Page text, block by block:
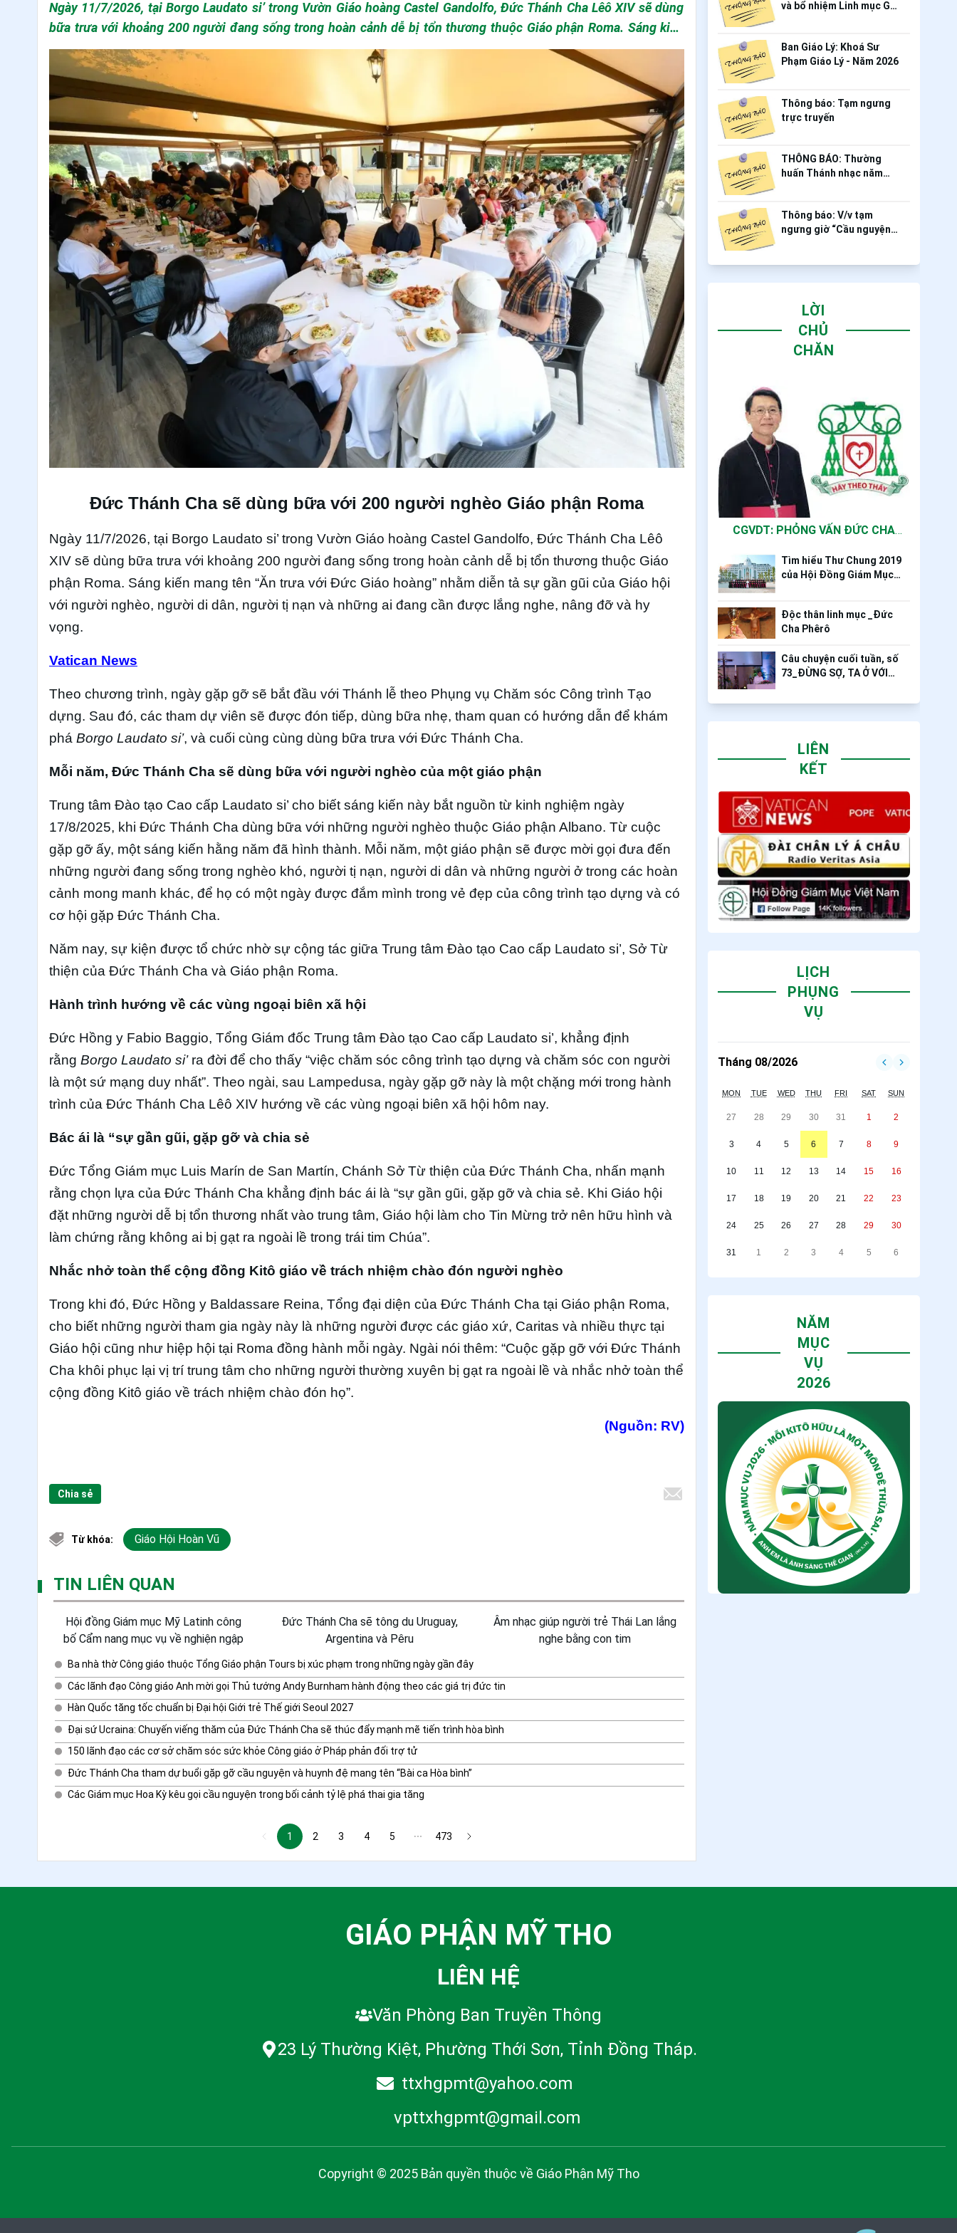
Ngày 11/7/2026, tại Borgo Laudato si’ trong Vườn Giáo hoàng Castel Gandolfo, Đức Thánh Cha Lêô XIV sẽ dùng
bữa trưa với khoảng 200 người đang sống trong hoàn cảnh dễ bị tổn thương thuộc Giáo phận Roma. Sáng kiến
mang tên “Ăn trưa với Đức Giáo hoàng” nhằm diễn tả sự gần gũi của Giáo hội với người nghèo, người di dân, người
tị nạn và những ai đang cần được lắng nghe, nâng đỡ và hy vọng.
Đức Thánh Cha sẽ dùng bữa với 200 người nghèo Giáo phận Roma
Ngày 11/7/2026, tại Borgo Laudato si’ trong Vườn Giáo hoàng Castel Gandolfo, Đức Thánh Cha Lêô
XIV sẽ dùng bữa trưa với khoảng 200 người đang sống trong hoàn cảnh dễ bị tổn thương thuộc Giáo
phận Roma. Sáng kiến mang tên “Ăn trưa với Đức Giáo hoàng” nhằm diễn tả sự gần gũi của Giáo hội
với người nghèo, người di dân, người tị nạn và những ai đang cần được lắng nghe, nâng đỡ và hy
vọng.
Vatican News
Theo chương trình, ngày gặp gỡ sẽ bắt đầu với Thánh lễ theo Phụng vụ Chăm sóc Công trình Tạo
dựng. Sau đó, các tham dự viên sẽ được đón tiếp, dùng bữa nhẹ, tham quan có hướng dẫn để khám
phá Borgo Laudato si’, và cuối cùng cùng dùng bữa trưa với Đức Thánh Cha.
Mỗi năm, Đức Thánh Cha sẽ dùng bữa với người nghèo của một giáo phận
Trung tâm Đào tạo Cao cấp Laudato si’ cho biết sáng kiến này bắt nguồn từ kinh nghiệm ngày
17/8/2025, khi Đức Thánh Cha dùng bữa với những người nghèo thuộc Giáo phận Albano. Từ cuộc
gặp gỡ ấy, một sáng kiến hằng năm đã hình thành. Mỗi năm, một giáo phận sẽ được mời gọi đưa đến
những người đang sống trong nghèo khó, người tị nạn, người di dân và những người ở trong các hoàn
cảnh mong manh khác, để họ có một ngày được đắm mình trong vẻ đẹp của công trình tạo dựng và có
cơ hội gặp Đức Thánh Cha.
Năm nay, sự kiện được tổ chức nhờ sự cộng tác giữa Trung tâm Đào tạo Cao cấp Laudato si’, Sở Từ
thiện của Đức Thánh Cha và Giáo phận Roma.
Hành trình hướng về các vùng ngoại biên xã hội
Đức Hồng y Fabio Baggio, Tổng Giám đốc Trung tâm Đào tạo Cao cấp Laudato si’, khẳng định
rằng Borgo Laudato si’ ra đời để cho thấy “việc chăm sóc công trình tạo dựng và chăm sóc con người
là một sứ mạng duy nhất”. Theo ngài, sau Lampedusa, ngày gặp gỡ này là một chặng mới trong hành
trình của Đức Thánh Cha Lêô XIV hướng về các vùng ngoại biên xã hội hôm nay.
Bác ái là “sự gần gũi, gặp gỡ và chia sẻ
Đức Tổng Giám mục Luis Marín de San Martín, Chánh Sở Từ thiện của Đức Thánh Cha, nhấn mạnh
rằng chọn lựa của Đức Thánh Cha khẳng định bác ái là “sự gần gũi, gặp gỡ và chia sẻ. Khi Giáo hội
đặt những người dễ bị tổn thương nhất vào trung tâm, Giáo hội làm cho Tin Mừng trở nên hữu hình và
làm chứng rằng không ai bị gạt ra ngoài lề trong trái tim Chúa”.
Nhắc nhở toàn thể cộng đồng Kitô giáo về trách nhiệm chào đón người nghèo
Trong khi đó, Đức Hồng y Baldassare Reina, Tổng đại diện của Đức Thánh Cha tại Giáo phận Roma,
cho biết những người tham gia ngày này là những người được các giáo xứ, Caritas và nhiều thực tại
Giáo hội cũng như hiệp hội tại Roma đồng hành mỗi ngày. Ngài nói thêm: “Cuộc gặp gỡ với Đức Thánh
Cha khôi phục lại vị trí trung tâm cho những người thường xuyên bị gạt ra ngoài lề và nhắc nhở toàn thể
cộng đồng Kitô giáo về trách nhiệm chào đón họ”.
(Nguồn: RV)
Chia sẻ
Từ khóa: Giáo Hội Hoàn Vũ
TIN LIÊN QUAN
Hội đồng Giám mục Mỹ Latinh công
bố Cẩm nang mục vụ về nghiện ngập
Đức Thánh Cha sẽ tông du Uruguay,
Argentina và Pêru
Âm nhạc giúp người trẻ Thái Lan lắng
nghe bằng con tim
Ba nhà thờ Công giáo thuộc Tổng Giáo phận Tours bị xúc phạm trong những ngày gần đây
Các lãnh đạo Công giáo Anh mời gọi Thủ tướng Andy Burnham hành động theo các giá trị đức tin
Hàn Quốc tăng tốc chuẩn bị Đại hội Giới trẻ Thế giới Seoul 2027
Đại sứ Ucraina: Chuyến viếng thăm của Đức Thánh Cha sẽ thúc đẩy mạnh mẽ tiến trình hòa bình
150 lãnh đạo các cơ sở chăm sóc sức khỏe Công giáo ở Pháp phản đối trợ tử
Đức Thánh Cha tham dự buổi gặp gỡ cầu nguyện và huynh đệ mang tên “Bài ca Hòa bình”
Các Giám mục Hoa Kỳ kêu gọi cầu nguyện trong bối cảnh tỷ lệ phá thai gia tăng
1 2 3 4 5 473
và bổ nhiệm Linh mục Gp.
Ban Giáo Lý: Khoá Sư
Phạm Giáo Lý - Năm 2026
Thông báo: Tạm ngưng
trực truyến
THÔNG BÁO: Thường
huấn Thánh nhạc năm
Thông báo: V/v tạm
ngưng giờ “Cầu nguyện
LỜI
CHỦ
CHĂN
CGVDT: PHỎNG VẤN ĐỨC CHA
Tìm hiểu Thư Chung 2019
của Hội Đồng Giám Mục
Độc thân linh mục _Đức
Cha Phêrô
Câu chuyện cuối tuần, số
73_ĐỪNG SỢ, TA Ở VỚI
LIÊN
KẾT
LỊCH
PHỤNG
VỤ
Tháng 08/2026
MON TUE WED THU FRI SAT SUN
27 28 29 30 31 1 2
3 4 5 6 7 8 9
10 11 12 13 14 15 16
17 18 19 20 21 22 23
24 25 26 27 28 29 30
31 1 2 3 4 5 6
NĂM
MỤC
VỤ
2026
GIÁO PHẬN MỸ THO
LIÊN HỆ
Văn Phòng Ban Truyền Thông
23 Lý Thường Kiệt, Phường Thới Sơn, Tỉnh Đồng Tháp.
ttxhgpmt@yahoo.com
vpttxhgpmt@gmail.com
Copyright © 2025 Bản quyền thuộc về Giáo Phận Mỹ Tho